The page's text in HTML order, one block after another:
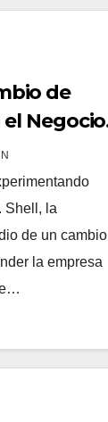
de
Negocio
Shell, la
de un cambio
la empresa